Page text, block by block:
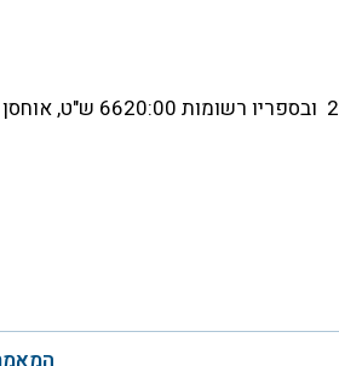
הופעל ע"י טייסת 123 במשימות תובלת סער וחילוץ. יצא משירות חיל